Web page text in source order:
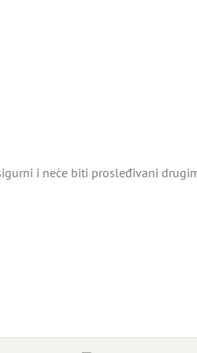
i neće biti prosleđivani